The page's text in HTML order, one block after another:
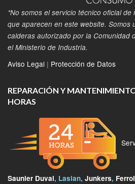
*No somos el servicio técnico oficial
que aparecen en este website. Somos
calderas autorizado por la Comunidad
el Ministerio de Industria.
Aviso Legal | Protección de Datos
REPARACIÓN Y
HORAS
Saunier Duval, Lasian, Junkers,